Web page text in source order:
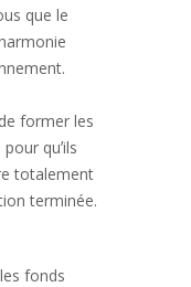
que le
former les
pour quʼils
totalement
terminée.
fonds